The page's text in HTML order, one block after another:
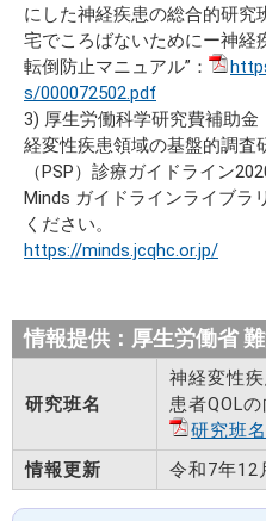
にした神経疾患の総合的研
宅でころばないためにー神経
転倒防止マニュアル”：
s/000072502.pdf
3) 厚生労働科学研究費補助
経変性疾患領域の基盤的調査
（PSP）診療ガイドライン
Minds ガイドラインライブラ
ください。
https://minds.jcqhc.or.jp/
情報提供：厚生労働省
研究班名
神経変性
患者QOL
研究班
情報更新
令和7年12